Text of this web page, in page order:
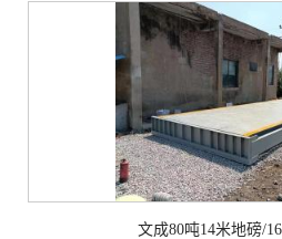
文成80吨14米地磅/